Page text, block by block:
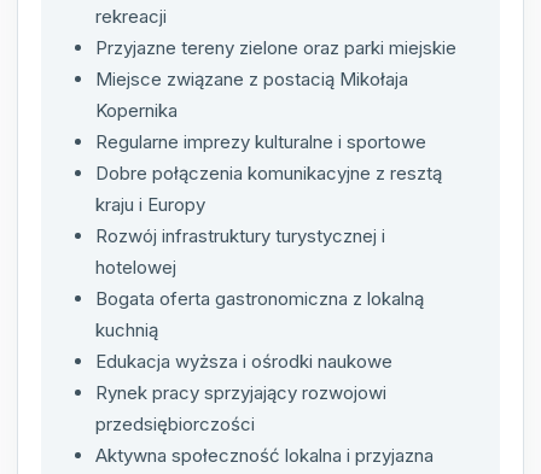
rekreacji
Przyjazne tereny zielone oraz parki miejskie
Miejsce związane z postacią Mikołaja
Kopernika
Regularne imprezy kulturalne i sportowe
Dobre połączenia komunikacyjne z resztą
kraju i Europy
Rozwój infrastruktury turystycznej i
hotelowej
Bogata oferta gastronomiczna z lokalną
kuchnią
Edukacja wyższa i ośrodki naukowe
Rynek pracy sprzyjający rozwojowi
przedsiębiorczości
Aktywna społeczność lokalna i przyjazna